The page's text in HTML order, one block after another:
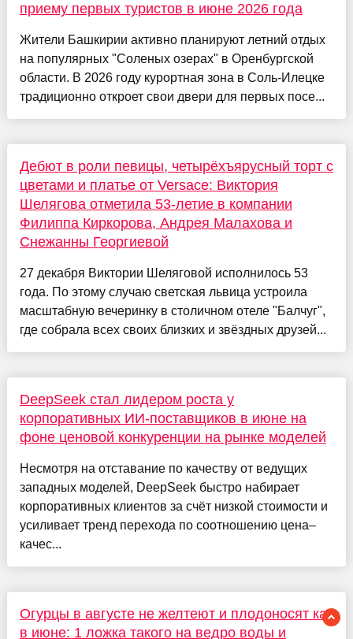
приему первых туристов в июне 2026 года
Жители Башкирии активно планируют летний отдых
на популярных "Соленых озерах" в Оренбургской
области. В 2026 году курортная зона в Соль-Илецке
традиционно откроет свои двери для первых посе...
Дебют в роли певицы, четырёхъярусный торт с
цветами и платье от Versace: Виктория
Шелягова отметила 53-летие в компании
Филиппа Киркорова, Андрея Малахова и
Снежанны Георгиевой
27 декабря Виктории Шеляговой исполнилось 53
года. По этому случаю светская львица устроила
масштабную вечеринку в столичном отеле "Балчуг",
где собрала всех своих близких и звёздных друзей...
DeepSeek стал лидером роста у
корпоративных ИИ-поставщиков в июне на
фоне ценовой конкуренции на рынке моделей
Несмотря на отставание по качеству от ведущих
западных моделей, DeepSeek быстро набирает
корпоративных клиентов за счёт низкой стоимости и
усиливает тренд перехода по соотношению цена–
качес...
Огурцы в августе не желтеют и плодоносят как
в июне: 1 ложка такого на ведро воды и